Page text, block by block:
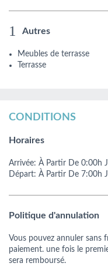
Autres
Meubles de terrasse
Terrasse
CONDITIONS
Horaires
Arrivée: À Partir De 0:00h
Départ: À Partir De 7:00h
Politique d'annulation
Vous pouvez annuler sans
paiement. une fois le
sera remboursé.